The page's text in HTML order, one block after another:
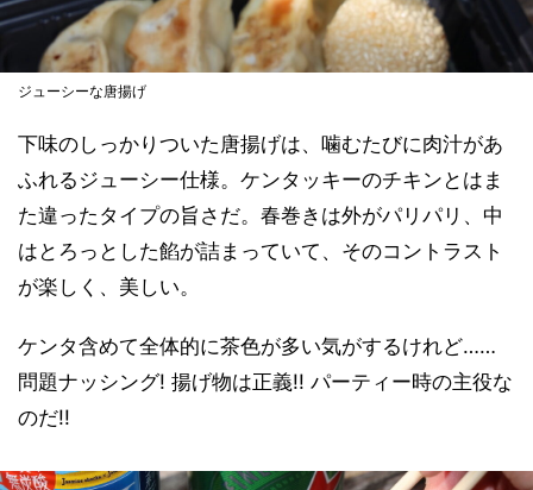
ジューシーな唐揚げ
下味のしっかりついた唐揚げは、噛むたびに肉汁があ
ふれるジューシー仕様。ケンタッキーのチキンとはま
た違ったタイプの旨さだ。春巻きは外がパリパリ、中
はとろっとした餡が詰まっていて、そのコントラスト
が楽しく、美しい。
ケンタ含めて全体的に茶色が多い気がするけれど……
問題ナッシング! 揚げ物は正義!! パーティー時の主役な
のだ!!